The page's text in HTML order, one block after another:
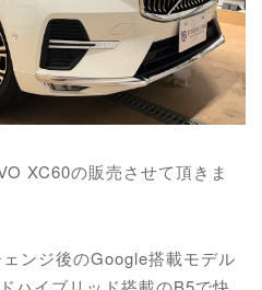
XC60の販売させて頂きま
ンジ後のGoogle搭載モデル